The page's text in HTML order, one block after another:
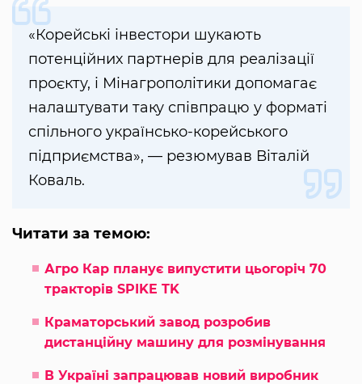
«Корейські інвестори шукають
потенційних партнерів для реалізації
проєкту, і Мінагрополітики допомагає
налаштувати таку співпрацю у форматі
спільного українсько-корейського
підприємства», — резюмував Віталій
Коваль.
Читати за темою:
Агро Кар планує випустити цьогоріч 70
тракторів SPIKE TK
Краматорський завод розробив
дистанційну машину для розмінування
В Україні запрацював новий виробник